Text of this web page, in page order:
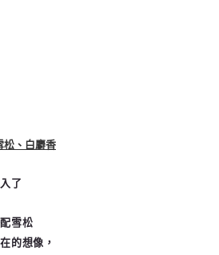
松、白麝香
了
雪松
的想像，